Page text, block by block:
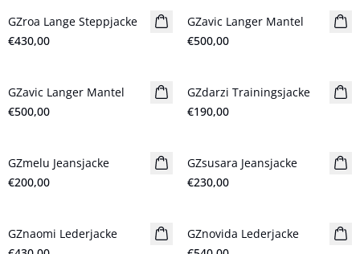
Neuheiten
GZroa Lange Steppjacke
€430,00
Neuheiten
GZavic Langer Mantel
€500,00
Neuheiten
GZavic Langer Mantel
€500,00
Neuheiten
GZdarzi Trainingsjacke
€190,00
Neuheiten
GZmelu Jeansjacke
€200,00
Neuheiten
GZsusara Jeansjacke
€230,00
Neuheiten
GZnaomi Lederjacke
Neuheiten
GZnovida Lederjacke